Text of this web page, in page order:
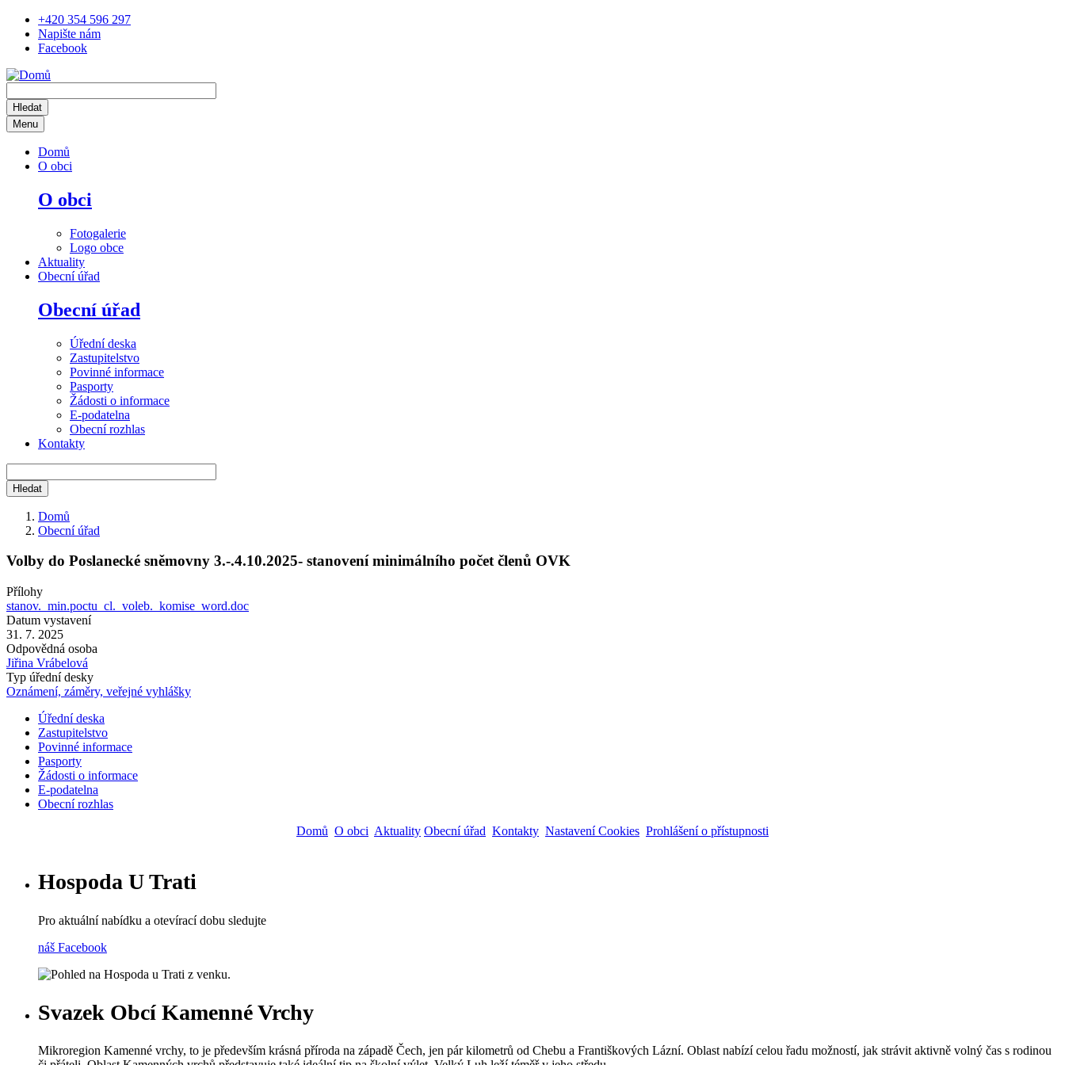
Přejít
hlavnímu
+420 354 596 297
Napište nám
Facebook
navigation
Menu
Domů
O obci
O obci
Fotogalerie
Logo obce
Aktuality
Obecní úřad
Obecní úřad
Úřední deska
Zastupitelstvo
Povinné informace
Pasporty
Žádosti o informace
E-podatelna
Obecní rozhlas
Kontakty
Drobečková
navigace
Domů
Obecní úřad
Volby do Poslanecké sněmovny 3.-.4.10.2025- stanovení minimálního počet členů OVK
Přílohy
stanov._min.poctu_cl._voleb._komise_word.doc
Datum vystavení
31. 7. 2025
Odpovědná osoba
Jiřina Vrábelová
Typ úřední desky
Oznámení, záměry, veřejné vyhlášky
Main
navigation
Úřední deska
Zastupitelstvo
Povinné informace
Pasporty
Žádosti o informace
E-podatelna
Obecní rozhlas
Domů O obci Aktuality Obecní úřad Kontakty Nastavení Cookies Prohlášení o přístupnosti
Hospoda U Trati
Pro aktuální nabídku a otevírací dobu sledujte
náš Facebook
Svazek Obcí Kamenné Vrchy
Mikroregion Kamenné vrchy, to je především krásná příroda na západě Čech, jen pár kilometrů od Chebu a Františkových Lázní. Oblast nabízí celou řadu možností, jak strávit aktivně volný čas s rodinou